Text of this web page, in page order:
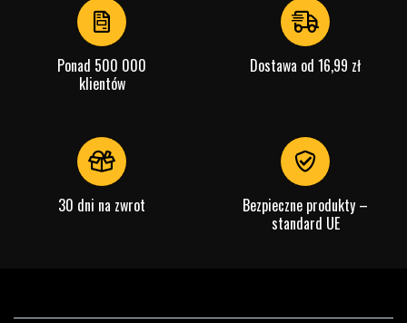
Ponad 500 000
klientów
Dostawa od 16,99 zł
30 dni na zwrot
Bezpieczne produkty –
standard UE